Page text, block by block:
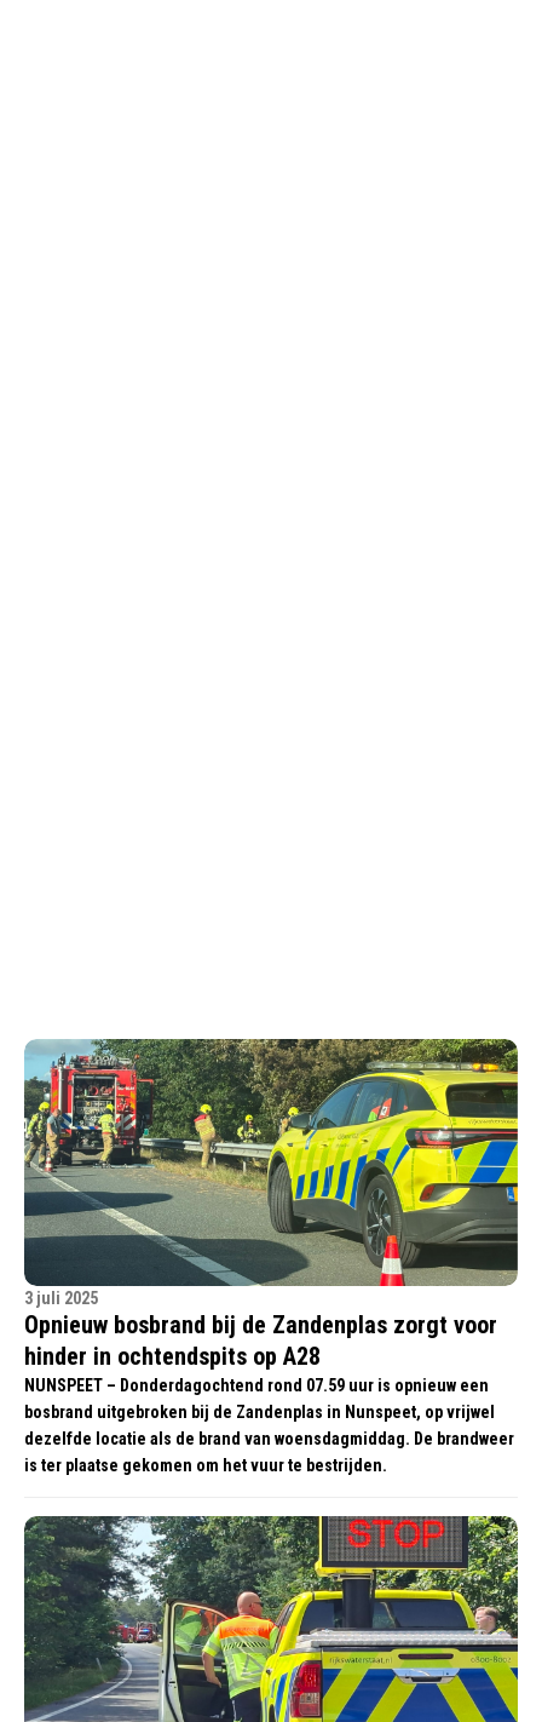
3 juli 2025
Opnieuw bosbrand bij de Zandenplas zorgt voor
hinder in ochtendspits op A28
NUNSPEET – Donderdagochtend rond 07.59 uur is opnieuw een
bosbrand uitgebroken bij de Zandenplas in Nunspeet, op vrijwel
dezelfde locatie als de brand van woensdagmiddag. De brandweer
is ter plaatse gekomen om het vuur te bestrijden.